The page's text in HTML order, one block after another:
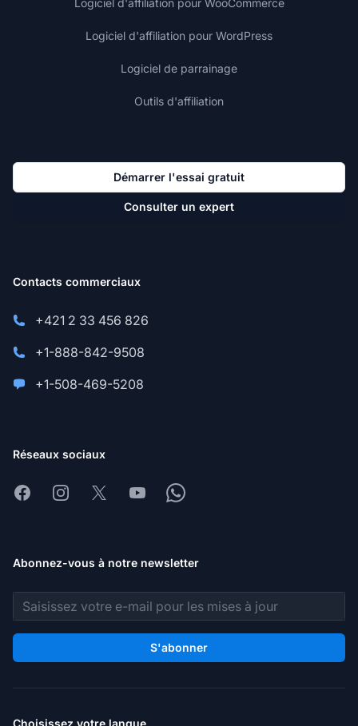
Logiciel d'affiliation pour WooCommerce
Logiciel d'affiliation pour WordPress
Logiciel de parrainage
Outils d'affiliation
Démarrer l'essai gratuit
Consulter un expert
Contacts commerciaux
+421 2 33 456 826
+1-888-842-9508
+1-508-469-5208
Réseaux sociaux
FacebookInstagram
X YoutubeWhatsapp
Abonnez-vous à notre newsletter
Adresse e-mail
S'abonner
Choisissez votre langue